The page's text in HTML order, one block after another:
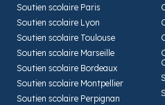
Soutien scolaire Paris
Soutien scolaire Lyon
Soutien scolaire Toulouse
Soutien scolaire Marseille
Soutien scolaire Bordeaux
Soutien scolaire Montpellier
Soutien scolaire Perpignan